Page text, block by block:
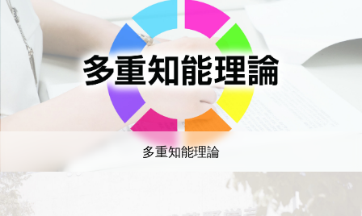
多重知能理論